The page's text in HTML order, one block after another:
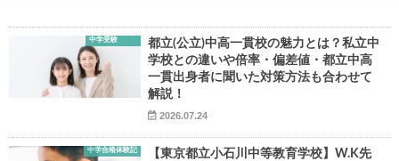
中学受験
都立(公立)中高一貫校の魅力とは？私立中
学校との違いや倍率・偏差値・都立中高
一貫出身者に聞いた対策方法も合わせて
解説！
2026.07.24
中学合格体験記
【東京都立小石川中等教育学校】W.K先